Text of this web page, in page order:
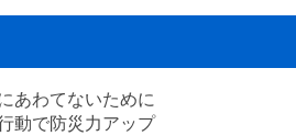
あわてないために
動で防災力アップ